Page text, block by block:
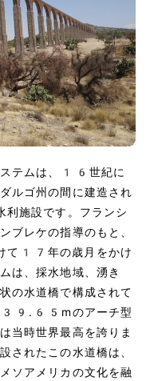
ステムは、16世紀に
ルゴ州の間に建造され
施設です。フランシ
ブレケの指導のもと、
17年の歳月をかけ
は、採水地域、湧き
の水道橋で構成されて
さ39.65mのアーチ型
当時世界最高を誇りま
されたこの水道橋は、
ソアメリカの文化を融